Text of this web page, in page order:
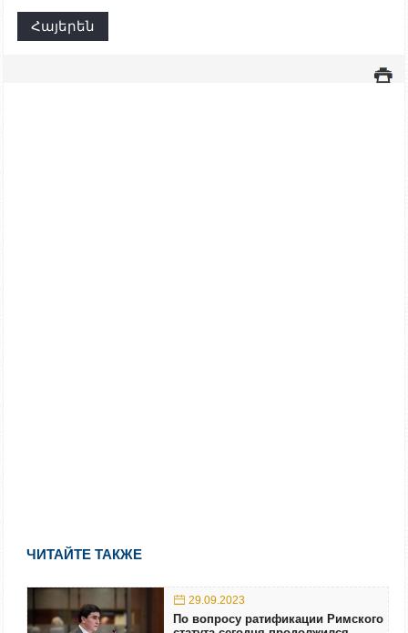
Հայերեն
ЧИТАЙТЕ ТАКЖЕ
29.09.2023
По вопросу ратификации Римского